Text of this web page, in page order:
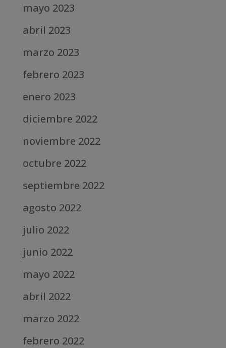
mayo 2023
abril 2023
marzo 2023
febrero 2023
enero 2023
diciembre 2022
noviembre 2022
octubre 2022
septiembre 2022
agosto 2022
julio 2022
junio 2022
mayo 2022
abril 2022
marzo 2022
febrero 2022